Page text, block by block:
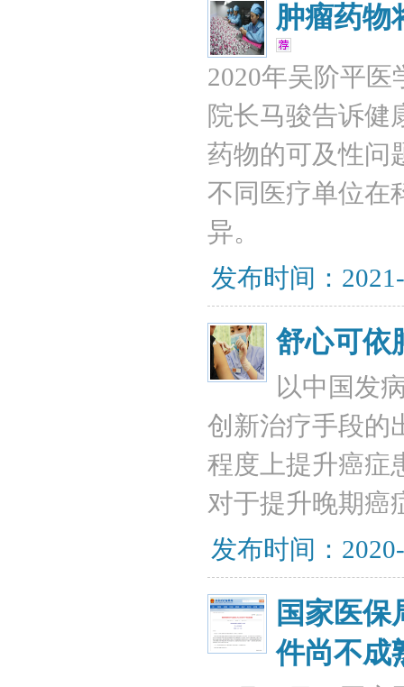
肿瘤药物
2020年吴阶平
院长马骏告诉健
药物的可及性问
不同医疗单位在
异。
发布时间：
舒心可依
以中国发
创新治疗手段的
程度上提升癌症
对于提升晚期癌
发布时间：
国家医
件尚不成